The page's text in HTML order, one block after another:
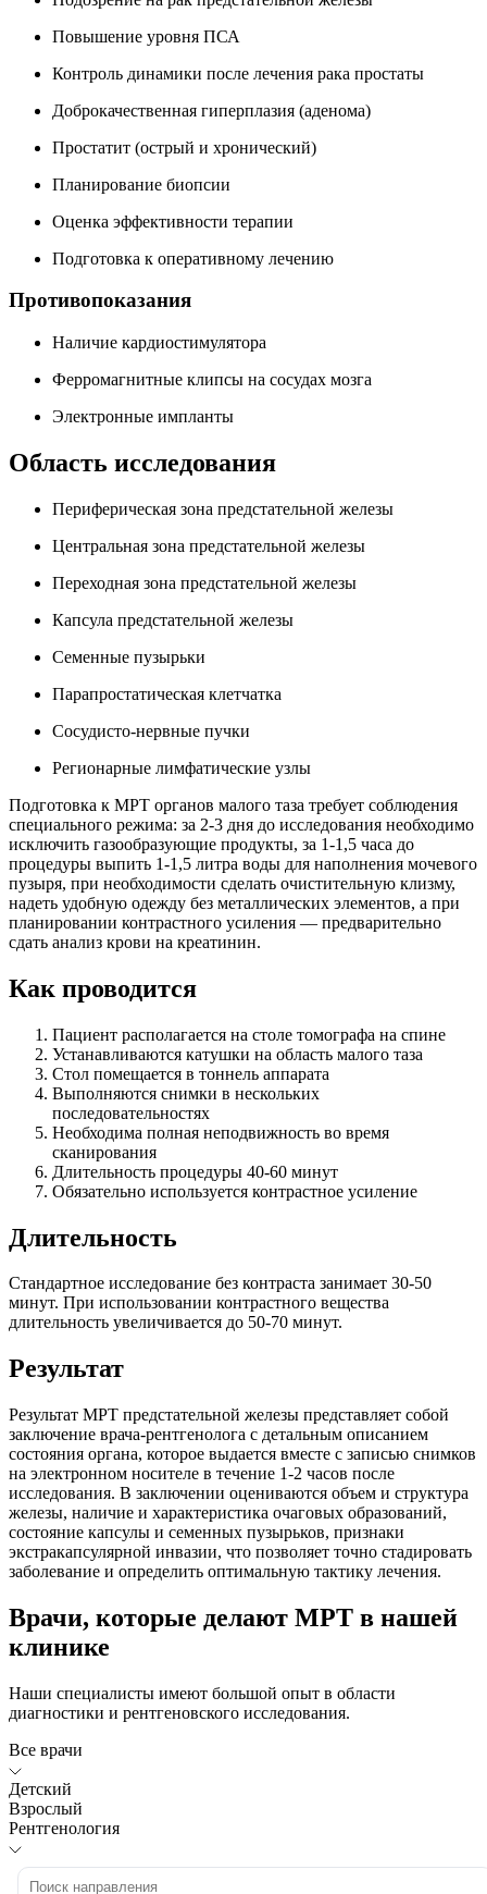
Повышение уровня ПСА
Контроль динамики после лечения рака простаты
Доброкачественная гиперплазия (аденома)
Простатит (острый и хронический)
Планирование биопсии
Оценка эффективности терапии
Подготовка к оперативному лечению
Противопоказания
Наличие кардиостимулятора
Ферромагнитные клипсы на сосудах мозга
Электронные импланты
Область исследования
Периферическая зона предстательной железы
Центральная зона предстательной железы
Переходная зона предстательной железы
Капсула предстательной железы
Семенные пузырьки
Парапростатическая клетчатка
Сосудисто-нервные пучки
Регионарные лимфатические узлы
Подготовка к МРТ органов малого таза требует соблюдения
специального режима: за 2-3 дня до исследования необходимо
исключить газообразующие продукты, за 1-1,5 часа до
процедуры выпить 1-1,5 литра воды для наполнения мочевого
пузыря, при необходимости сделать очистительную клизму,
надеть удобную одежду без металлических элементов, а при
планировании контрастного усиления — предварительно
сдать анализ крови на креатинин.
Как проводится
Пациент располагается на столе томографа на спине
Устанавливаются катушки на область малого таза
Стол помещается в тоннель аппарата
Выполняются снимки в нескольких
последовательностях
Необходима полная неподвижность во время
сканирования
Длительность процедуры 40-60 минут
Обязательно используется контрастное усиление
Длительность
Стандартное исследование без контраста занимает 30-50
минут. При использовании контрастного вещества
длительность увеличивается до 50-70 минут.
Результат
Результат МРТ предстательной железы представляет собой
заключение врача-рентгенолога с детальным описанием
состояния органа, которое выдается вместе с записью снимков
на электронном носителе в течение 1-2 часов после
исследования. В заключении оцениваются объем и структура
железы, наличие и характеристика очаговых образований,
состояние капсулы и семенных пузырьков, признаки
экстракапсулярной инвазии, что позволяет точно стадировать
заболевание и определить оптимальную тактику лечения.
Врачи, которые делают МРТ в нашей
клинике
Наши специалисты имеют большой опыт в области
диагностики и рентгеновского исследования.
Все врачи
Детский
Взрослый
Рентгенология